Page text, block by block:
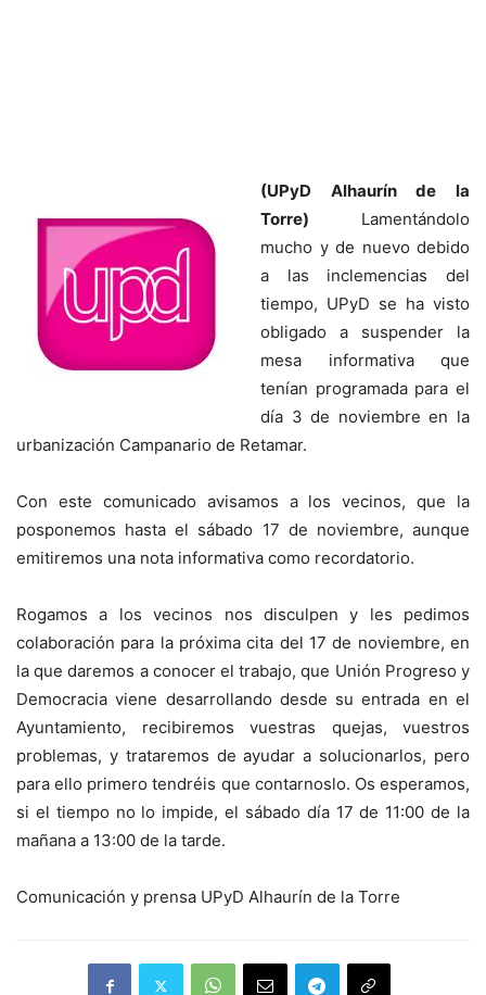
(UPyD Alhaurín de la
Torre) Lamentándolo
mucho y de nuevo debido
a las inclemencias del
tiempo, UPyD se ha visto
obligado a suspender la
mesa informativa que
tenían programada para el
día 3 de noviembre en la
urbanización Campanario de Retamar.
Con este comunicado avisamos a los vecinos, que la
posponemos hasta el sábado 17 de noviembre, aunque
emitiremos una nota informativa como recordatorio.
Rogamos a los vecinos nos disculpen y les pedimos
colaboración para la próxima cita del 17 de noviembre, en
la que daremos a conocer el trabajo, que Unión Progreso y
Democracia viene desarrollando desde su entrada en el
Ayuntamiento, recibiremos vuestras quejas, vuestros
problemas, y trataremos de ayudar a solucionarlos, pero
para ello primero tendréis que contarnoslo. Os esperamos,
si el tiempo no lo impide, el sábado día 17 de 11:00 de la
mañana a 13:00 de la tarde.
Comunicación y prensa UPyD Alhaurín de la Torre